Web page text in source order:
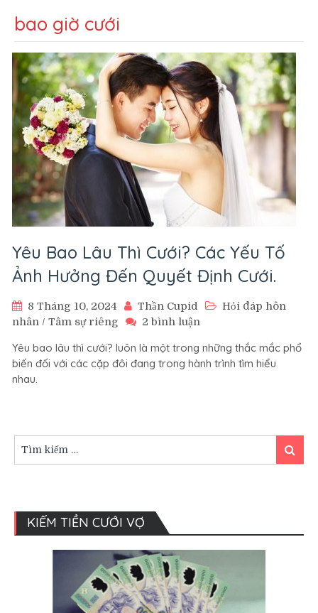
bao giờ cưới
Yêu Bao Lâu Thì Cưới? Các Yếu Tố
Ảnh Hưởng Đến Quyết Định Cưới.
8 Tháng 10, 2024 Thần Cupid
Hỏi đáp hôn
nhân / Tâm sự riêng 2 bình luận
Bao
Lâu
Tố
Yêu bao lâu thì cưới? luôn là một trong những thắc mắc phổ
biến đối với các cặp đôi đang trong hành trình tìm hiểu
nhau.
kiếm:
Tìm
kiếm
KIẾM TIỀN CƯỚI VỢ